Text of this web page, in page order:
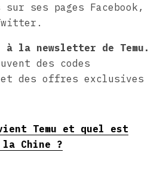
sur ses pages Facebook,
à la newsletter de Temu.
des codes
et des offres exclusives
Temu et quel est
Chine ?